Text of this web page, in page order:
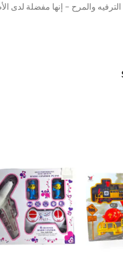
والمرح – إنها مفضلة لدى